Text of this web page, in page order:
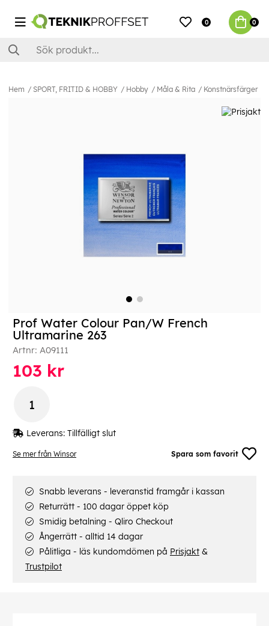
0 0
Hem SPORT, FRITID & HOBBY Hobby Måla & Rita Konstnärsfärger
Se mer från Winsor Spara som favorit
Prof Water Colour Pan/W French
Ultramarine 263
Artnr: A09111
103 kr
Leverans: Tillfälligt slut
Snabb leverans - leveranstid framgår i kassan
Returrätt - 100 dagar öppet köp
Smidig betalning - Qliro Checkout
Ångerrätt - alltid 14 dagar
Pålitliga - läs kundomdömen på Prisjakt &
Trustpilot